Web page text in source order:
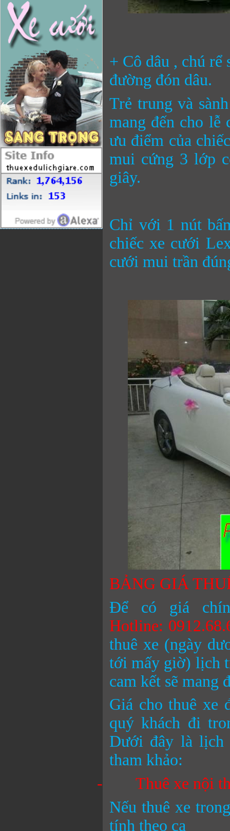
+ Cô dâu , chú rể
đường đón dâu.
Trẻ trung và
mang đến cho lễ
ưu điểm của
mui cứng 3 lớp
giây.
Chỉ với 1 nút
chiếc xe cưới
cưới mui trần
BẢNG GIÁ
Để có giá
Hotline:
thuê xe (ngày
tới mấy giờ) lịch
cam kết sẽ mang
Giá cho thuê xe
quý khách đi
Dưới đây là lịch
tham khảo:
-
Thuê xe nội
Nếu thuê xe
tính theo ca